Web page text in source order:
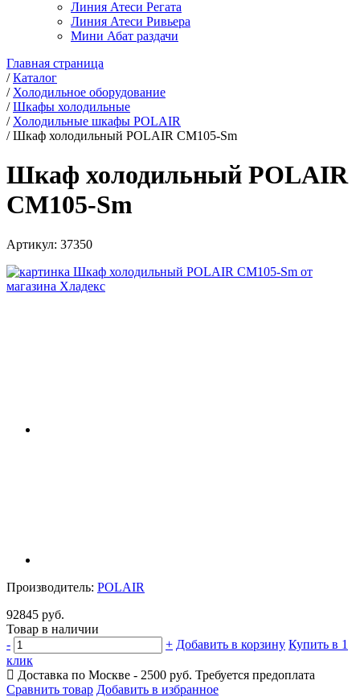
Линия Атеси Регата
Линия Атеси Ривьера
Мини Абат раздачи
Главная страница
/Каталог
/ Холодильное оборудование
/Шкафы холодильные
/ Холодильные шкафы POLAIR
/Шкаф холодильный POLAIR CM105-Sm
Шкаф холодильный POLAIR
CM105-Sm
Артикул: 37350
Производитель: POLAIR
92845 руб.
Товар в наличии
-
+ Добавить в корзину Купить в 1
клик
Доставка по Москве - 2500 руб. Требуется предоплата
Сравнить товар Добавить в избранное